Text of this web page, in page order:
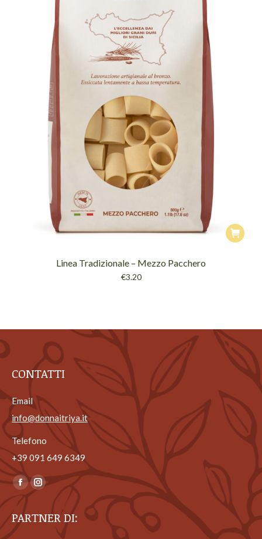
Linea Tradizionale – Mezzo Pacchero
€3.20
CONTATTI
Email
info@donnaitriya.it
Telefono
+39 ‎091 649 6349
Ci puoi trovare su:
Facebook
page
opens
Instagram
page
opens
PARTNER DI: